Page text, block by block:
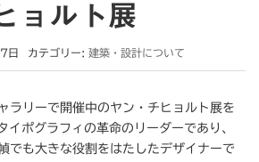
ョルト展
日 カテゴリー: 建築・設計について
ラリーで開催中のヤン・チヒョルト展を
ポグラフィの革命のリーダーであり、
でも大きな役割をはたしたデザイナーで